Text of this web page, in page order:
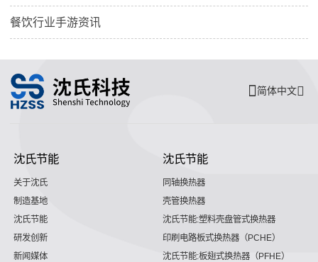
餐饮行业手游资讯
简体中文
沈氏节能
关于沈氏
制造基地
沈氏节能
研发创新
新闻媒体
沈氏节能
同轴换热器
壳管换热器
沈氏节能:塑料壳盘管式换热器
印刷电路板式换热器（PCHE）
沈氏节能:板翅式换热器（PFHE）